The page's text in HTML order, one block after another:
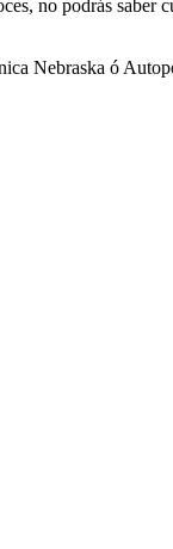
no podrás saber
Nebraska ó